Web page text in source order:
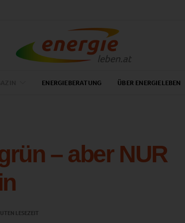
ENERGIEBERATUNG ÜBER ENERGIELEBEN
– aber NUR
LESEZEIT